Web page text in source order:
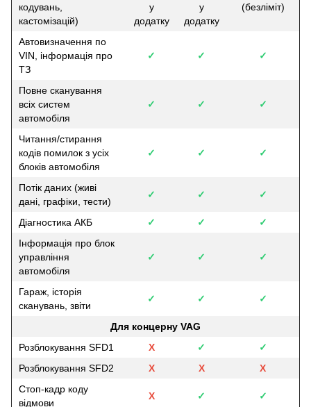
кодувань,
кастомізацій)
у
додатку
у
додатку
(безліміт)
Автовизначення по
VIN, інформація про
ТЗ
✓ ✓ ✓
Повне сканування
всіх систем
автомобіля
✓ ✓ ✓
Читання/стирання
кодів помилок з усіх
блоків автомобіля
✓ ✓ ✓
Потік даних (живі
дані, графіки, тести)
✓ ✓ ✓
Діагностика АКБ ✓ ✓
✓
Інформація про блок
управління
автомобіля
✓ ✓ ✓
Гараж, історія
сканувань, звіти
✓ ✓ ✓
Для концерну VAG
Розблокування SFD1
Х ✓
✓
Розблокування SFD2
Х Х
Х
Стоп-кадр коду
відмови
Х ✓ ✓